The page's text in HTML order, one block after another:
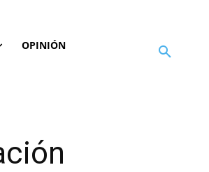
OPINIÓN